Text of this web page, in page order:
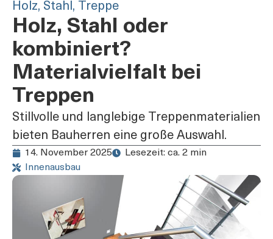
Holz, Stahl, Treppe
Holz, Stahl oder
kombiniert?
Materialvielfalt bei
Treppen
Stillvolle und langlebige Treppenmaterialien
bieten Bauherren eine große Auswahl.
14. November 2025
Lesezeit: ca. 2 min
Innenausbau